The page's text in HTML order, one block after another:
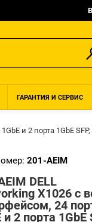
ГАРАНТИЯ И СЕРВИС
и 2 порта 1GbE SFP,
201-AEIM
DELL
X1026 с
24
и 2 порта 1GbE